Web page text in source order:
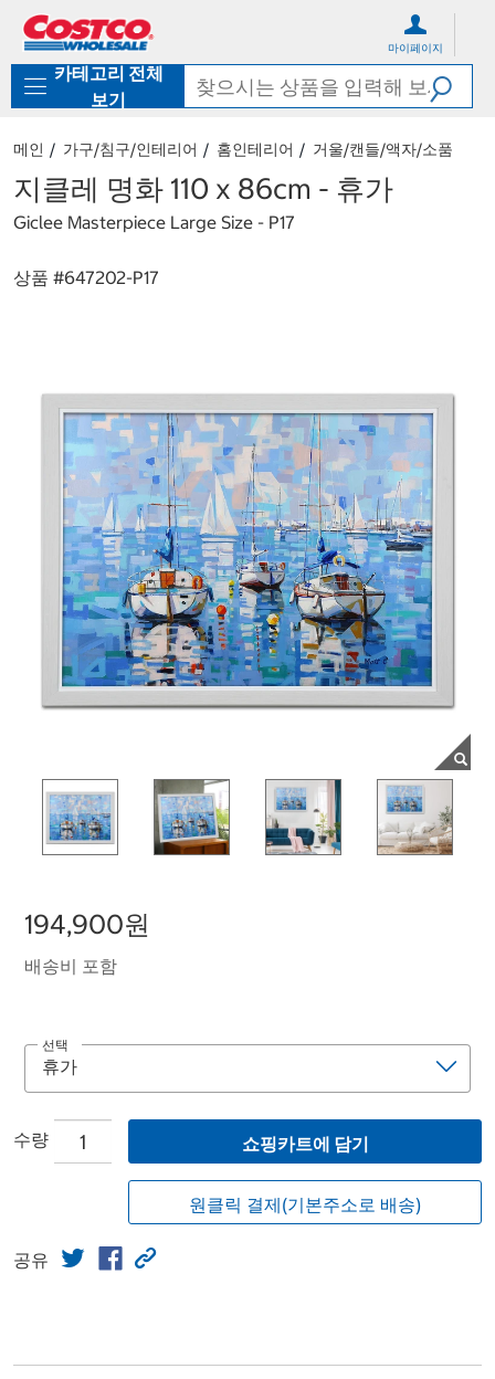
로
기
가
마이페이지
카테고리 전체
보기
메인 가구/침구/인테리어 홈인테리어 거울/캔들/액자/소품
지클레 명화 110 x 86cm - 휴가
Giclee Masterpiece Large Size - P17
상품 #647202-P17
194,900원
배송비 포함
선택
수량 쇼핑카트에 담기
원클릭 결제(기본주소로 배송)
공유